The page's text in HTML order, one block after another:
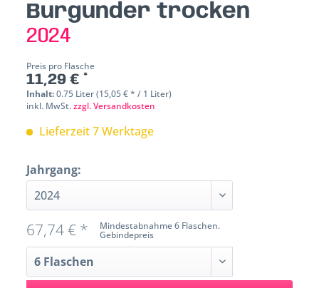
Burgunder trocken
2024
Preis pro Flasche
11,29 € *
Inhalt:0.75 Liter (15,05 € * / 1 Liter)
inkl. MwSt.zzgl. Versandkosten
Lieferzeit 7 Werktage
Jahrgang:
Mindestabnahme 6 Flaschen.
Gebindepreis
67,74 € *